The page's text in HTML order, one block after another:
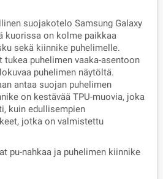
suojakotelo Samsung Galaxy
kuorissa on kolme paikkaa
sekä kiinnike puhelimelle.
puhelimen vaaka-asentoon
puhelimen näytöltä.
antaa suojan puhelimen
on kestävää TPU-muovia, joka
kuin edullisempien
jotka on valmistettu
pu-nahkaa ja puhelimen kiinnike